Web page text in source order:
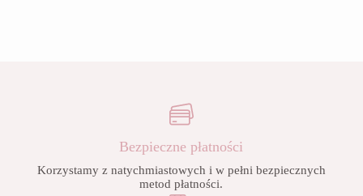
Bezpieczne płatności
Korzystamy z natychmiastowych i w pełni bezpiecznych
metod płatności.